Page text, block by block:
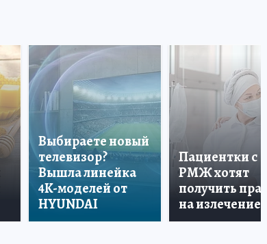
Выбираете новый
телевизор?
Вышла линейка
4K-моделей от
HYUNDAI
Пациентки с
РМЖ хотят
получить право
на излечение